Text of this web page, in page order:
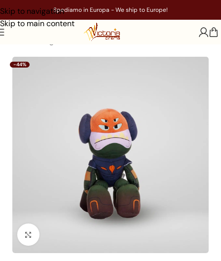
Skip to navigation
Skip to main content
Spediamo in Europa - We ship to Europe!
Elio
-44%
Click to enlarge